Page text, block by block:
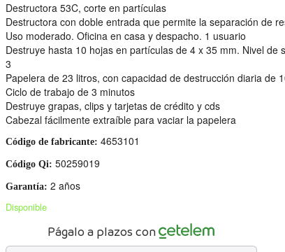
Destructora 53C, corte en partículas
Destructora con doble entrada que permite la separación de
Uso moderado. Oficina en casa y despacho. 1 usuario
Destruye hasta 10 hojas en partículas de 4 x 35 mm. Nivel de
3
Papelera de 23 litros, con capacidad de destrucción diaria de
Ciclo de trabajo de 3 minutos
Destruye grapas, clips y tarjetas de crédito y cds
Cabezal fácilmente extraíble para vaciar la papelera
Código de fabricante: 4653101
Código Qi: 50259019
Garantía: 2 años
Disponible
Págalo a plazos con